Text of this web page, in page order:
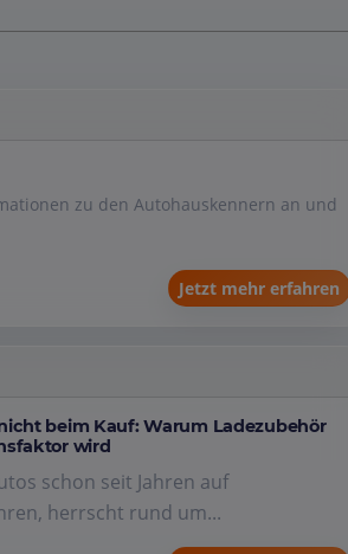
zu den Autohauskennern an und
Jetzt mehr erfahren
beim Kauf: Warum Ladezubehör
wird
schon seit Jahren auf
herrscht rund um...